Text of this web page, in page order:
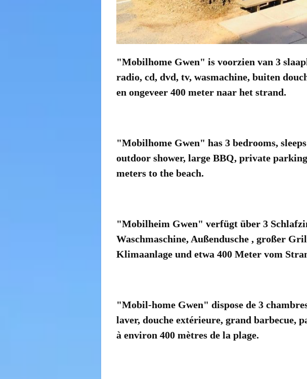
"Mobilhome Gwen" is voorzien van 3
radio, cd, dvd, tv, wasmachine, buiten
en ongeveer 400 meter naar het strand.
"Mobilhome Gwen" has 3 bedrooms,
outdoor shower, large BBQ, private
meters to the beach.
"Mobilheim Gwen" verfügt über 3
Waschmaschine, Außendusche , großer
Klimaanlage und etwa 400 Meter vom
"Mobil-home Gwen" dispose de 3
laver, douche extérieure, grand barbecue,
à environ 400 mètres de la plage.